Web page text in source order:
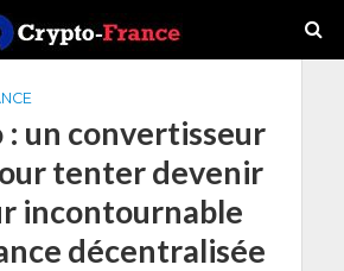
: un convertisseur
tenter devenir
incontournable
décentralisée